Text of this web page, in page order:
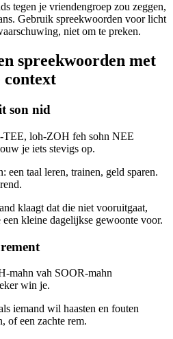
tegen je vriendengroep zou zeggen,
Gebruik spreekwoorden voor licht
niet om te preken.
spreekwoorden met
context
son nid
TEE, loh-ZOH feh sohn NEE
je iets stevigs op.
een taal leren, trainen, geld sparen.
klaagt dat die niet vooruitgaat,
kleine dagelijkse gewoonte voor.
mahn vah SOOR-mahn
win je.
iemand wil haasten en fouten
of een zachte rem.